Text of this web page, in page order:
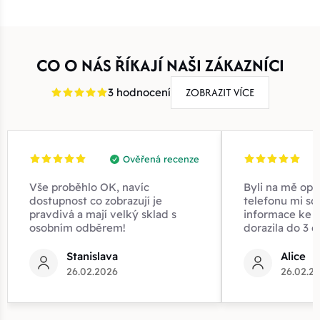
CO O NÁS ŘÍKAJÍ NAŠI ZÁKAZNÍCI
3 hodnocení ZOBRAZIT VÍCE
Ověřená recenze
Vše proběhlo OK, navíc
dostupnost co zobrazují je
pravdivá a mají velký sklad s
osobním odběrem!
Stanislava
26.02.2026
Byli na mě
telefonu mi
informace ke
dorazila do 3
Alice